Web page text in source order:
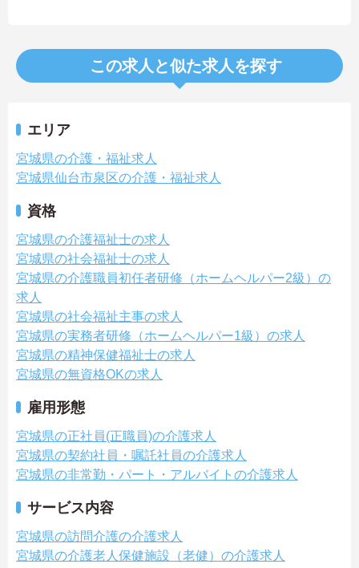
この求人と似た求人を探す
エリア
宮城県の介護・福祉求人
宮城県仙台市泉区の介護・福祉求人
資格
宮城県の介護福祉士の求人
宮城県の社会福祉士の求人
宮城県の介護職員初任者研修（ホームヘルパー2級）の
求人
宮城県の社会福祉主事の求人
宮城県の実務者研修（ホームヘルパー1級）の求人
宮城県の精神保健福祉士の求人
宮城県の無資格OKの求人
雇用形態
宮城県の正社員(正職員)の介護求人
宮城県の契約社員・嘱託社員の介護求人
宮城県の非常勤・パート・アルバイトの介護求人
サービス内容
宮城県の訪問介護の介護求人
宮城県の介護老人保健施設（老健）の介護求人